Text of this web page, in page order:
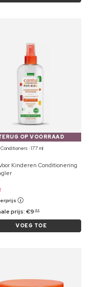
OP VOORRAAD
⋅ 177 ml
Kinderen Conditionering
prijs:€9 49
VOEG TOE